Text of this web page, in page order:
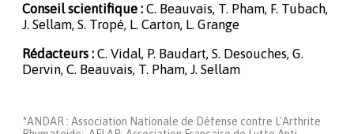
Conseil scientifique : C. Beauvais, T. Pham, F. Tubach,
J. Sellam, S. Tropé, L. Carton, L. Grange
Rédacteurs : C. Vidal, P. Baudart, S. Desouches, G.
Dervin, C. Beauvais, T. Pham, J. Sellam
*ANDAR : Association Nationale de Défense contre L'Arthrite